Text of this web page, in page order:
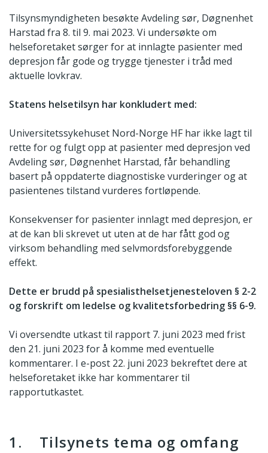
Tilsynsmyndigheten besøkte Avdeling sør, Døgnenhet
Harstad fra 8. til 9. mai 2023. Vi undersøkte om
helseforetaket sørger for at innlagte pasienter med
depresjon får gode og trygge tjenester i tråd med
aktuelle lovkrav.
Statens helsetilsyn har konkludert med:
Universitetssykehuset Nord-Norge HF har ikke lagt til
rette for og fulgt opp at pasienter med depresjon ved
Avdeling sør, Døgnenhet Harstad, får behandling
basert på oppdaterte diagnostiske vurderinger og at
pasientenes tilstand vurderes fortløpende.
Konsekvenser for pasienter innlagt med depresjon, er
at de kan bli skrevet ut uten at de har fått god og
virksom behandling med selvmordsforebyggende
effekt.
Dette er brudd på spesialisthelsetjenesteloven § 2-2
og forskrift om ledelse og kvalitetsforbedring §§ 6-9.
Vi oversendte utkast til rapport 7. juni 2023 med frist
den 21. juni 2023 for å komme med eventuelle
kommentarer. I e-post 22. juni 2023 bekreftet dere at
helseforetaket ikke har kommentarer til
rapportutkastet.
1. Tilsynets tema og omfang